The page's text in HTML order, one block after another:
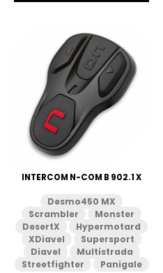
INTERCOM N-COM B 902.1 X
Desmo450 MX
Scrambler
Monster
DesertX
Hypermotard
XDiavel
Supersport
Diavel
Multistrada
Streetfighter
Panigale